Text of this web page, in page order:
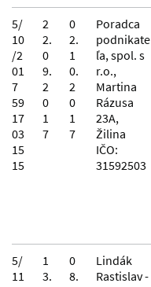
5/
10
/2
01
7
59
17
03
15
15
2
2.
0
9.
2
0
1
7
0
2.
1
0.
2
0
1
7
Poradca
podnikate
ľa, spol. s
r.o.,
Martina
Rázusa
23A,
Žilina
IČO:
31592503
5/
11
1
3.
0
8.
Lindák
Rastislav -